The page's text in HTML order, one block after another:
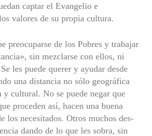
captar el Evangelio e
valores de su propia cultura.
preocuparse de los Pobres y trabajar
sin mezclarse con ellos, ni
les puede querer y ayudar desde
una distancia no sólo geográfica
y cultural. No se puede negar que
proceden así, hacen una buena
los necesitados. Otros muchos des­
dando de lo que les sobra, sin